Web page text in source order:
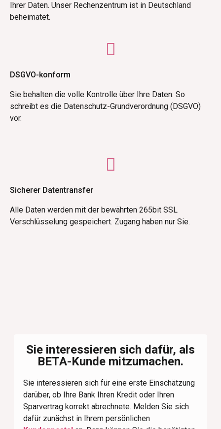
Ihrer Daten. Unser Rechenzentrum ist in Deutschland
beheimatet.
DSGVO-konform
Sie behalten die volle Kontrolle über Ihre Daten. So
schreibt es die Datenschutz-Grundverordnung (DSGVO)
vor.
Sicherer Datentransfer
Alle Daten werden mit der bewährten 265bit SSL
Verschlüsselung gespeichert. Zugang haben nur Sie.
Sie interessieren sich dafür, als
BETA-Kunde mitzumachen.
Sie interessieren sich für eine erste Einschätzung
darüber, ob Ihre Bank Ihren Kredit oder Ihren
Sparvertrag korrekt abrechnete. Melden Sie sich
dafür zunächst in Ihrem persönlichen